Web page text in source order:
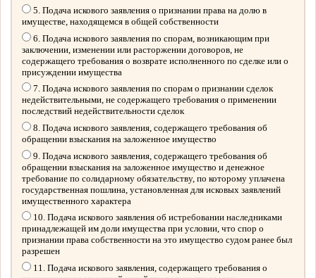
5. Подача искового заявления о признании права на долю в
имуществе, находящемся в общей собственности
6. Подача искового заявления по спорам, возникающим при
заключении, изменении или расторжении договоров, не
содержащего требования о возврате исполненного по сделке или о
присуждении имущества
7. Подача искового заявления по спорам о признании сделок
недействительными, не содержащего требования о применении
последствий недействительности сделок
8. Подача искового заявления, содержащего требования об
обращении взыскания на заложенное имущество
9. Подача искового заявления, содержащего требования об
обращении взыскания на заложенное имущество и денежное
требование по солидарному обязательству, по которому уплачена
государственная пошлина, установленная для исковых заявлений
имущественного характера
10. Подача искового заявления об истребовании наследниками
принадлежащей им доли имущества при условии, что спор о
признании права собственности на это имущество судом ранее был
разрешен
11. Подача искового заявления, содержащего требования о